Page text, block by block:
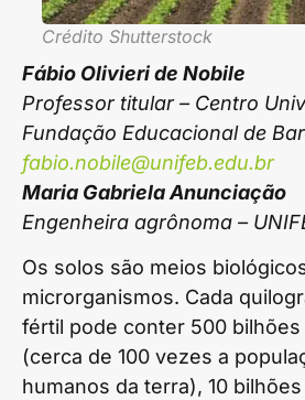
Crédito Shutterstock
Fábio Olivieri de Nobile
Professor titular – Centro
Fundação Educacional de
fabio.nobile@unifeb.edu.br
Maria Gabriela Anunciação
Engenheira agrônoma –
Os solos são meios
microrganismos. Cada
fértil pode conter 500
(cerca de 100 vezes a
humanos da terra), 10